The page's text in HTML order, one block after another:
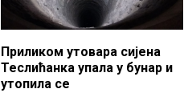
Приликом утовара сијена
Теслићанка упала у бунар и
утопила се